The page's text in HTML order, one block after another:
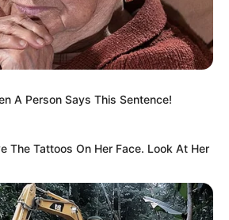
A Person Says This Sentence!
The Tattoos On Her Face. Look At Her